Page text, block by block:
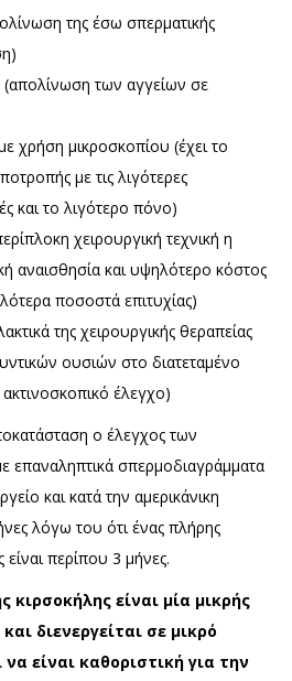
της έσω σπερματικής
των αγγείων σε
χρήση μικροσκοπίου (έχει το
με τις λιγότερες
και το λιγότερο πόνο)
χειρουργική τεχνική η
αναισθησία και υψηλότερο κόστος
ποσοστά επιτυχίας)
της χειρουργικής θεραπείας
ουσιών στο διατεταμένο
έλεγχο)
ο έλεγχος των
επαναληπτικά σπερμοδιαγράμματα
και κατά την αμερικάνικη
λόγω του ότι ένας πλήρης
περίπου 3 μήνες.
κιρσοκήλης είναι μία μικρής
διενεργείται σε μικρό
είναι καθοριστική για την